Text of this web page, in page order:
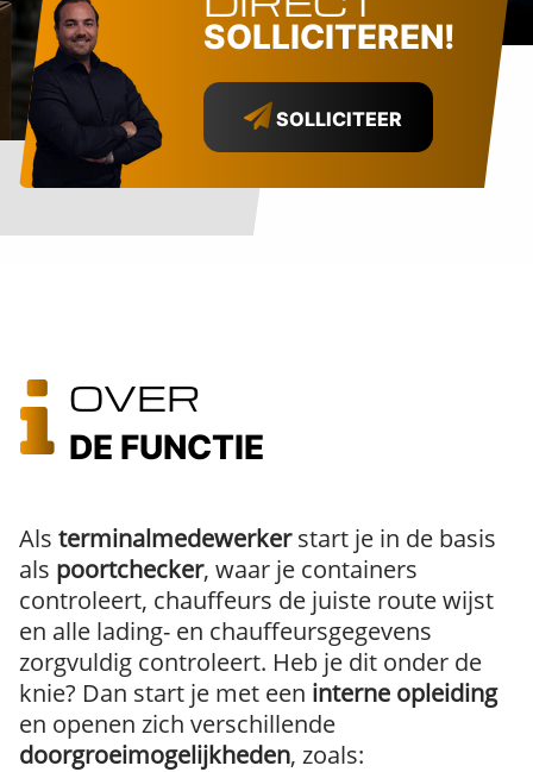
SOLLICITEREN!
SOLLICITEER
OVER
DE FUNCTIE
Als terminalmedewerkerstart je in de basis
als poortchecker, waar je containers
controleert, chauffeurs de juiste route wijst
en alle lading- en chauffeursgegevens
zorgvuldig controleert. Heb je dit onder de
knie? Dan start je met een interne opleiding
en openen zich verschillende
doorgroeimogelijkheden, zoals: